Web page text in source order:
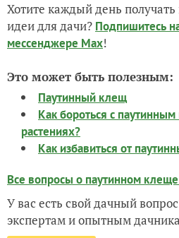
Хотите каждый день
идеи для дачи? Подпишитесь
мессенджере Max!
Это может быть полезным:
Паутинный клещ
Как бороться с
растениях?
Как избавиться от
Все вопросы о паутинном
У вас есть свой дачный
экспертам и опытным